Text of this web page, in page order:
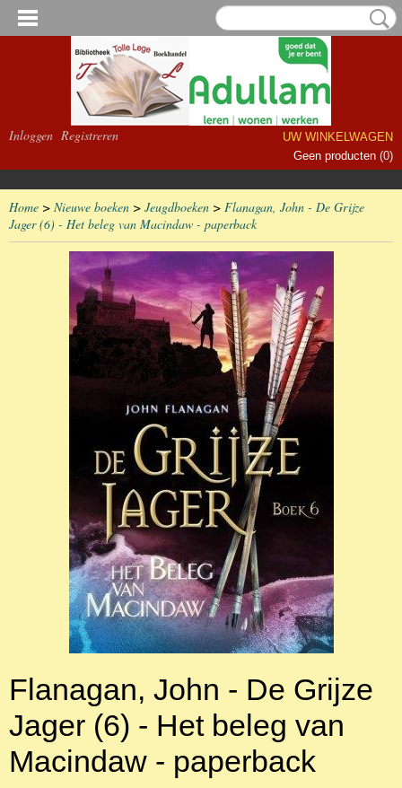
Inloggen Registreren
UW WINKELWAGEN
Geen producten (0)
Home > Nieuwe boeken > Jeugdboeken > Flanagan, John - De Grijze
Jager (6) - Het beleg van Macindaw - paperback
Flanagan, John - De Grijze
Jager (6) - Het beleg van
Macindaw - paperback